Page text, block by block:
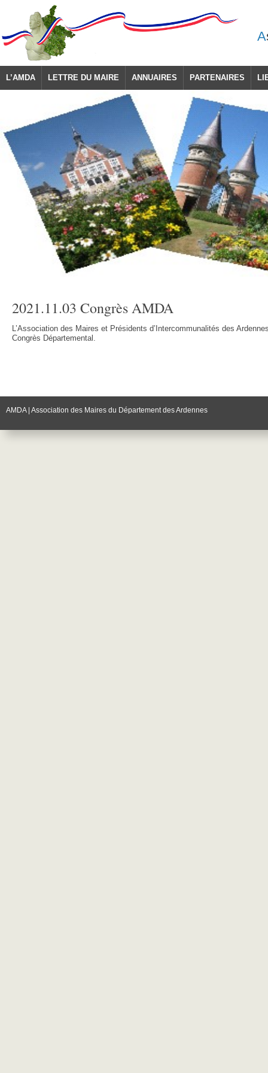
A
L’AMDA LETTRE DU MAIRE ANNUAIRES PARTENAIRES
2021.11.03 Congrès AMDA
L’Association des Maires et Présidents d’Intercommunalités des
Congrès Départemental.
AMDA | Association des Maires du Département des Ardennes